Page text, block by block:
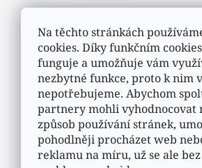
Na těchto stránkách
cookies. Díky funkčním
funguje a umožňuje vám
nezbytné funkce, proto k nim
nepotřebujeme. Abychom
partnery mohli vyhodnocovat
způsob používání stránek,
pohodlněji procházet web
reklamu na míru, už se ale